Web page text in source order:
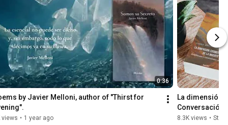
0:36
by Javier Melloni, author of "Thirst for
views • 1 year ago
La dimensión
Conversación
Javier Melloni
8.3K views •